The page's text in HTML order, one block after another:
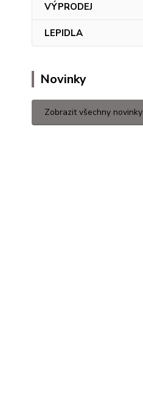
VÝPRODEJ
LEPIDLA
Novinky
Zobrazit všechny novinky